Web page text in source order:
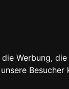
Werbung, die
Besucher